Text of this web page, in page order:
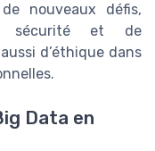
nouveaux défis,
sécurité et de
d’éthique dans
Data en